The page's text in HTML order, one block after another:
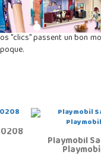
"clics" passent un bon
Playmobil